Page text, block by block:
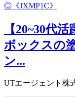
【20~30代
ボックスの
ン...
UTエージェント株